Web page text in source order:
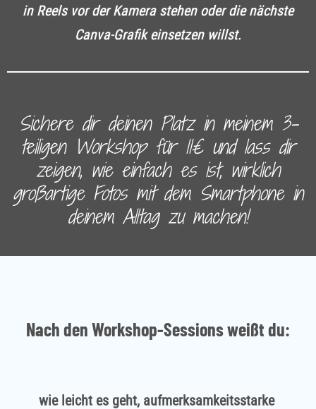
in Reels vor der Kamera stehen oder die nächste
Canva-Grafik einsetzen willst.
Sichere dir deinen Platz in meinem 3-
teiligen Workshop für 11€ und lass dir
zeigen, wie einfach es ist, wirklich
großartige Fotos mit dem Smartphone in
deinem Alltag zu machen!
Nach den Workshop-Sessions weißt du:
wie leicht es geht, aufmerksamkeitsstarke